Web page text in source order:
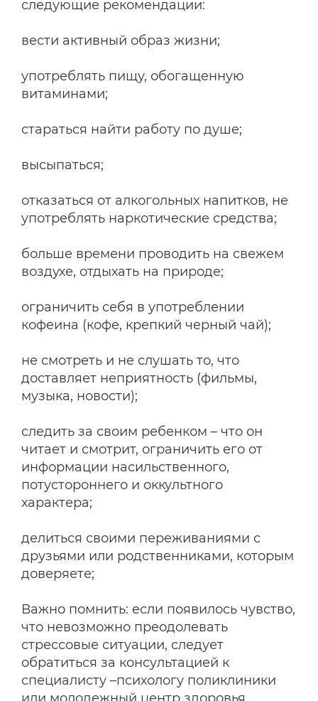
следующие рекомендации:
вести активный образ жизни;
употреблять пищу, обогащенную
витаминами;
стараться найти работу по душе;
высыпаться;
отказаться от алкогольных напитков, не
употреблять наркотические средства;
больше времени проводить на свежем
воздухе, отдыхать на природе;
ограничить себя в употреблении
кофеина (кофе, крепкий черный чай);
не смотреть и не слушать то, что
доставляет неприятность (фильмы,
музыка, новости);
следить за своим ребенком – что он
читает и смотрит, ограничить его от
информации насильственного,
потустороннего и оккультного
характера;
делиться своими переживаниями с
друзьями или родственниками, которым
доверяете;
Важно помнить: если появилось чувство,
что невозможно преодолевать
стрессовые ситуации, следует
обратиться за консультацией к
специалисту –психологу поликлиники